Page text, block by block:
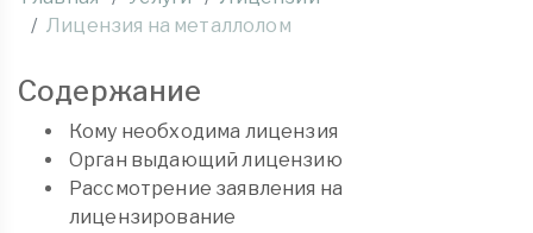
Лицензия на металлолом
Содержание
Кому необходима лицензия
Орган выдающий лицензию
Рассмотрение заявления на
лицензирование